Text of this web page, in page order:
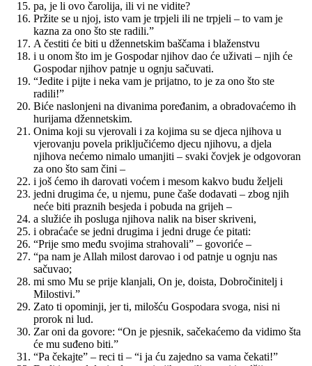
pa, je li ovo čarolija, ili vi ne vidite?
Pržite se u njoj, isto vam je trpjeli ili ne trpjeli – to vam je
kazna za ono što ste radili.”
A čestiti će biti u džennetskim baščama i blaženstvu
i u onom što im je Gospodar njihov dao će uživati – njih će
Gospodar njihov patnje u ognju sačuvati.
“Jedite i pijte i neka vam je prijatno, to je za ono što ste
radili!”
Biće naslonjeni na divanima poređanim, a obradovaćemo ih
hurijama džennetskim.
Onima koji su vjerovali i za kojima su se djeca njihova u
vjerovanju povela priključićemo djecu njihovu, a djela
njihova nećemo nimalo umanjiti – svaki čovjek je odgovoran
za ono što sam čini –
i još ćemo ih darovati voćem i mesom kakvo budu željeli
jedni drugima će, u njemu, pune čaše dodavati – zbog njih
neće biti praznih besjeda i pobuda na grijeh –
a služiće ih posluga njihova nalik na biser skriveni,
i obraćaće se jedni drugima i jedni druge će pitati:
“Prije smo među svojima strahovali” – govoriće –
“pa nam je Allah milost darovao i od patnje u ognju nas
sačuvao;
mi smo Mu se prije klanjali, On je, doista, Dobročinitelj i
Milostivi.”
Zato ti opominji, jer ti, milošću Gospodara svoga, nisi ni
prorok ni lud.
Zar oni da govore: “On je pjesnik, sačekaćemo da vidimo šta
će mu suđeno biti.”
“Pa čekajte” – reci ti – “i ja ću zajedno sa vama čekati!”